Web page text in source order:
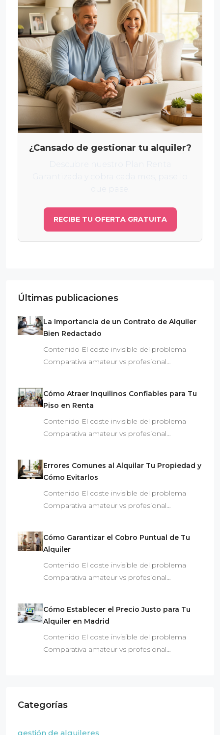
¿Cansado de gestionar tu alquiler?
RECIBE TU OFERTA GRATUITA
Últimas publicaciones
La Importancia de un Contrato de Alquiler
Bien Redactado
Contenido El coste invisible del problema
Comparativa amateur vs profesional…
Cómo Atraer Inquilinos Confiables para Tu
Piso en Renta
Contenido El coste invisible del problema
Comparativa amateur vs profesional…
Errores Comunes al Alquilar Tu Propiedad y
Cómo Evitarlos
Contenido El coste invisible del problema
Comparativa amateur vs profesional…
Cómo Garantizar el Cobro Puntual de Tu
Alquiler
Contenido El coste invisible del problema
Comparativa amateur vs profesional…
Cómo Establecer el Precio Justo para Tu
Alquiler en Madrid
Contenido El coste invisible del problema
Comparativa amateur vs profesional…
Categorías
gestión de alquileres